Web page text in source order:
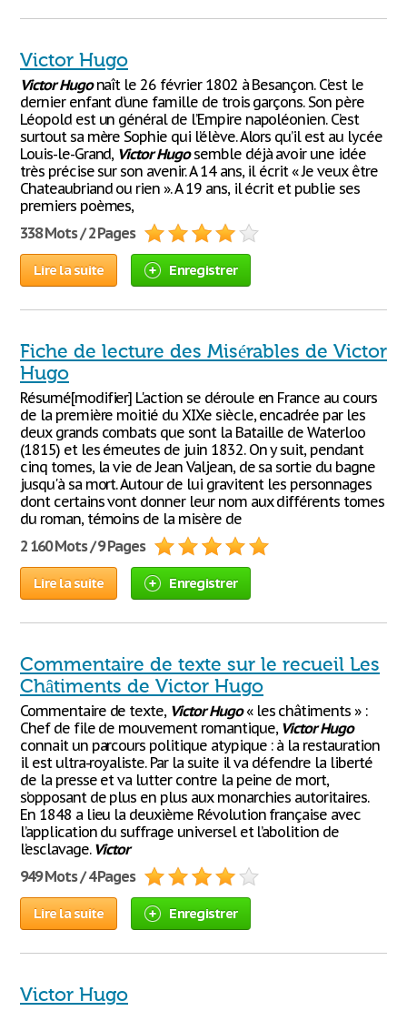
Victor Hugo
VictorHugonaît le 26 février 1802 à Besançon. C’est le
dernier enfant d’une famille de trois garçons. Son père
Léopold est un général de l’Empire napoléonien. C’est
surtout sa mère Sophie qui l’élève. Alors qu’il est au lycée
Louis-le-Grand, Victor Hugosemble déjà avoir une idée
très précise sur son avenir. A 14 ans, il écrit « Je veux être
Chateaubriand ou rien ». A 19 ans, il écrit et publie ses
premiers poèmes,
338 Mots / 2 Pages
Lire la suite Enregistrer
Fiche de lecture des Misérables de Victor
Hugo
Résumé[modifier] L'action se déroule en France au cours
de la première moitié du XIXe siècle, encadrée par les
deux grands combats que sont la Bataille de Waterloo
(1815) et les émeutes de juin 1832. On y suit, pendant
cinq tomes, la vie de Jean Valjean, de sa sortie du bagne
jusqu'à sa mort. Autour de lui gravitent les personnages
dont certains vont donner leur nom aux différents tomes
du roman, témoins de la misère de
2 160 Mots / 9 Pages
Lire la suite Enregistrer
Commentaire de texte sur le recueil Les
Châtiments de Victor Hugo
Commentaire de texte, VictorHugo« les châtiments » :
Chef de file de mouvement romantique, Victor Hugo
connait un parcours politique atypique : à la restauration
il est ultra-royaliste. Par la suite il va défendre la liberté
de la presse et va lutter contre la peine de mort,
s’opposant de plus en plus aux monarchies autoritaires.
En 1848 a lieu la deuxième Révolution française avec
l’application du suffrage universel et l’abolition de
l’esclavage. Victor
949 Mots / 4 Pages
Lire la suite Enregistrer
Victor Hugo